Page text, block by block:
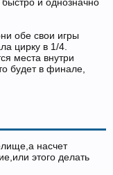
и однозначно
обе свои игры
цирку в 1/4.
места внутри
будет в финале,
насчет
этого делать